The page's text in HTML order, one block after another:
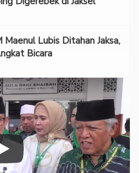
Maenul Lubis Ditahan Jaksa,
Bicara